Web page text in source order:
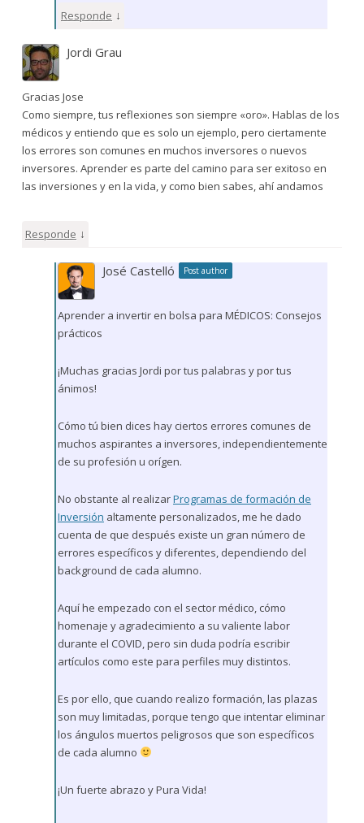
Responde ↓
Jordi Grau
Gracias Jose
Como siempre, tus reflexiones son siempre «oro». Hablas de los
médicos y entiendo que es solo un ejemplo, pero ciertamente
los errores son comunes en muchos inversores o nuevos
inversores. Aprender es parte del camino para ser exitoso en
las inversiones y en la vida, y como bien sabes, ahí andamos
Responde ↓
José Castelló Post author
Aprender a invertir en bolsa para MÉDICOS: Consejos
prácticos
¡Muchas gracias Jordi por tus palabras y por tus
ánimos!
Cómo tú bien dices hay ciertos errores comunes de
muchos aspirantes a inversores, independientemente
de su profesión u orígen.
No obstante al realizarProgramas de formación de
Inversión altamente personalizados, me he dado
cuenta de que después existe un gran número de
errores específicos y diferentes, dependiendo del
background de cada alumno.
Aquí he empezado con el sector médico, cómo
homenaje y agradecimiento a su valiente labor
durante el COVID, pero sin duda podría escribir
artículos como este para perfiles muy distintos.
Es por ello, que cuando realizo formación, las plazas
son muy limitadas, porque tengo que intentar eliminar
los ángulos muertos peligrosos que son específicos
de cada alumno
¡Un fuerte abrazo y Pura Vida!